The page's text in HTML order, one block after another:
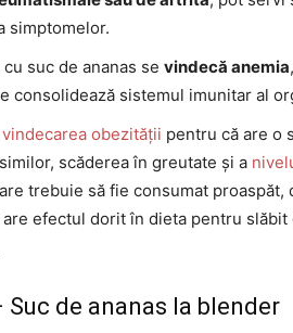
simptomelor.
suc de ananas se vindecă anemia
consolidează sistemul imunitar al
vindecarea obezității pentru că are o
scăderea în greutate și a
trebuie să fie consumat proaspăt,
efectul dorit în dieta pentru
de ananas la blender